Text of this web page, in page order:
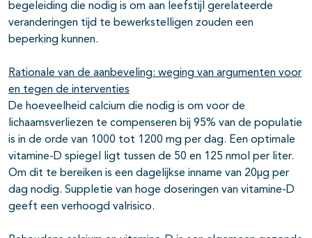
begeleiding die nodig is om aan leefstijl gerelateerde
veranderingen tijd te bewerkstelligen zouden een
beperking kunnen.
Rationale van de aanbeveling: weging van argumenten voor
en tegen de interventies
De hoeveelheid calcium die nodig is om voor de
lichaamsverliezen te compenseren bij 95% van de populatie
is in de orde van 1000 tot 1200 mg per dag. Een optimale
vitamine-D spiegel ligt tussen de 50 en 125 nmol per liter.
Om dit te bereiken is een dagelijkse inname van 20µg per
dag nodig. Suppletie van hoge doseringen van vitamine-D
geeft een verhoogd valrisico.